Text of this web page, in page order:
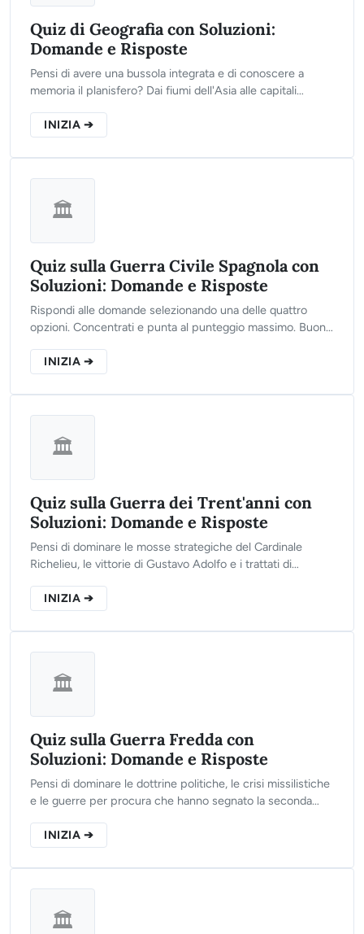
Quiz di Geografia con Soluzioni:
Domande e Risposte
Pensi di avere una bussola integrata e di conoscere a
memoria il planisfero? Dai fiumi dell'Asia alle capitali
domande del nostro test e scopri il tuo punteggio finale!
INIZIA ➔
🏛️
Quiz sulla Guerra Civile Spagnola con
Soluzioni: Domande e Risposte
Rispondi alle domande selezionando una delle quattro
opzioni. Concentrati e punta al punteggio massimo. Buona
INIZIA ➔
🏛️
Quiz sulla Guerra dei Trent'anni con
Soluzioni: Domande e Risposte
Pensi di dominare le mosse strategiche del Cardinale
Richelieu, le vittorie di Gustavo Adolfo e i trattati di
domande del nostro test interattivo e scopri il tuo reale
livello di preparazione storica!
INIZIA ➔
🏛️
Quiz sulla Guerra Fredda con
Soluzioni: Domande e Risposte
Pensi di dominare le dottrine politiche, le crisi missilistiche
e le guerre per procura che hanno segnato la seconda
domande del nostro test interattivo e scopri il tuo reale
livello di preparazione!
INIZIA ➔
🏛️